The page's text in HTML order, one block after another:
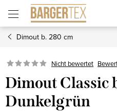
Inhalt
springen
Dimout b. 280 cm
Nicht bewertet
Dimout Classic
Dunkelgrün